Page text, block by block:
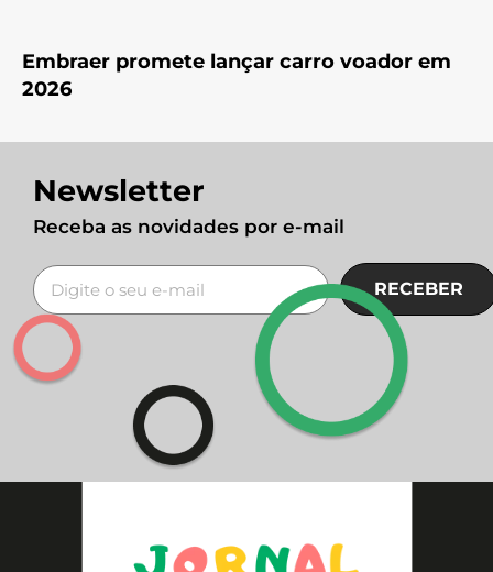
Embraer promete lançar carro voador em
2026
Newsletter
Receba as novidades por e-mail
RECEBER